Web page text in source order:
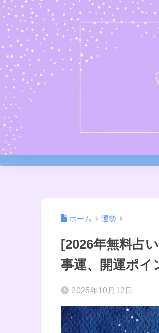
ホーム 運勢
[2026年無料占
事運、開運ポイ
2025年10月12日